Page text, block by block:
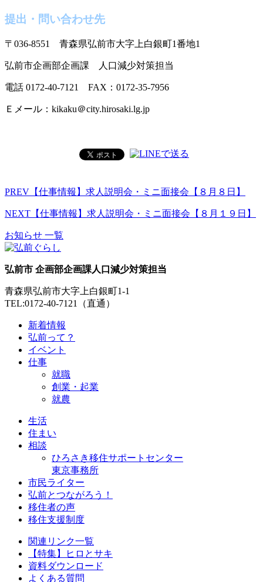
提出・問い合わせ先
〒036-8551 青森県弘前市大字上白銀町1番地1
弘前市企画部企画課 人口減少対策担当
電話 0172-40-7121 FAX：0172-35-7956
Ｅメール：kikaku＠city.hirosaki.lg.jp
PREV 【仕事情報】求人説明会・ミニ面接会【８月８日】
NEXT 【仕事情報】求人説明会・ミニ面接会【８月１９日】
お知らせ 一覧
弘前市 企画部企画課人口減少対策担当
青森県弘前市大字上白銀町1-1
TEL:0172-40-7121（直通）
新着情報
弘前って？
イベント
仕事
就職
創業・起業
就農
生活
住まい
相談
ひろさき移住サポートセンター
東京事務所
市民ライター
弘前とつながろう！
移住者の声
移住支援制度
関連リンク一覧
【特集】ヒロとサキ
資料ダウンロード
よくある質問